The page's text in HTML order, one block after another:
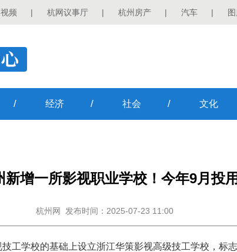
频 | 杭网议事厅 | 杭州房产 | 汽车 |
/ 经济 / 社会 / 文化
新增一所影视职业学校！今年9月投用
杭州网 发布时间：2025-07-23 11:00
工学校的基础上设立浙江华策影视高级技工学校，标